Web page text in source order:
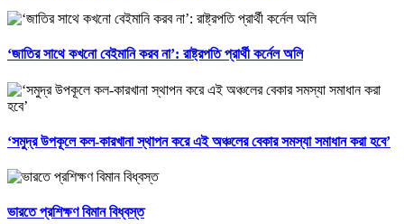
‘জাতির সাথে কখনো বেইমানি করব না’: রাষ্ট্রপতি প্রার্থী কর্নেল অলি
‘সমুদ্র উপকূলে কল-কারখানা স্থাপন করে এই অঞ্চলের বেকার সমস্যা সমাধান করা হবে’
ভারতে প্রশিক্ষণ বিমান বিধ্বস্ত